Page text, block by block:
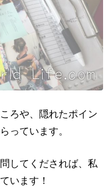
ろや、隠れたポイン
っています。
してくだされば、私
います！